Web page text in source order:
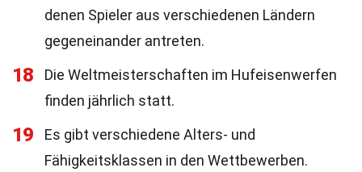
denen Spieler aus verschiedenen Ländern
gegeneinander antreten.
18
Die Weltmeisterschaften im Hufeisenwerfen
finden jährlich statt.
19
Es gibt verschiedene Alters- und
Fähigkeitsklassen in den Wettbewerben.